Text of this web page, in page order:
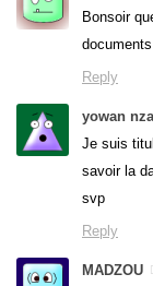
Bonsoir
Reply
yowan
Je suis
savoir la
svp
Reply
MADZOU